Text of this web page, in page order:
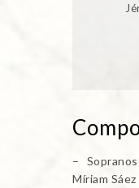
–
Míriam